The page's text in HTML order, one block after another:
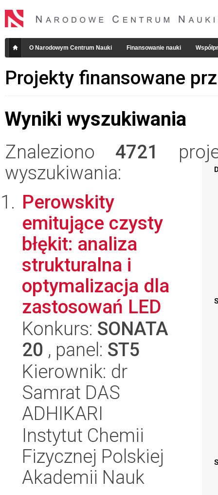
O Narodowym Centrum Nauki Finansowanie nauki
Projekty finansowane
Wyniki wyszukiwania
Znaleziono 4721
wyszukiwania:
Perowskity
emitujące czysty
błękit: analiza
strukturalna i
optymalizacja dla
zastosowań LED
Konkurs: SONATA
20 , panel: ST5
Kierownik: dr
Samrat DAS
ADHIKARI
Instytut Chemii
Fizycznej Polskiej
Akademii Nauk